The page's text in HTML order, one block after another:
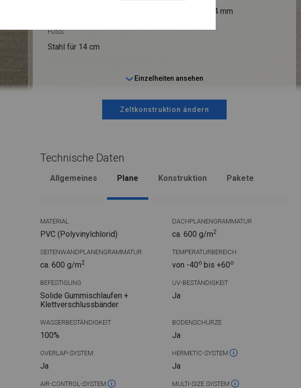
fi 54 mm
FUSS
Stahl für 14 cm
Einzelheiten ansehen
Zeltkonstruktion ändern
Technische Daten
Allgemeines Plane Konstruktion Pakete
MATERIAL
PVC (Polyvinylchlorid)
DACHPLANENGRAMMATUR
ca. 600 g/m2
SEITENWANDPLANENGRAMMATUR
ca. 600 g/m2
TEMPERATURBEREICH
von -40obis +60o
BEFESTIGUNG
Solide Gummischlaufen +
Klettverschlussbänder
UV-BESTÄNDIGKEIT
Ja
WASSERBESTÄNDIGKEIT
100%
BODENSCHÜRZE
Ja
OVERLAP-SYSTEM
Ja
HERMETIC-SYSTEM
Ja
AIR-CONTROL-SYSTEM MULTI-SIZE SYSTEM